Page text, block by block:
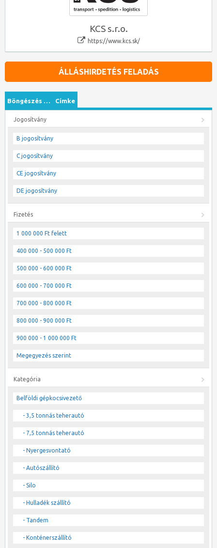
KCS s.r.o.
https://www.kcs.sk/
ÁLLÁSHIRDETÉS FELADÁS
Böngészés … Címke
Jogosítvány
B jogosítvány
C jogosítvány
CE jogosítvány
DE jogosítvány
Fizetés
1 000 000 Ft felett
400 000 - 500 000 Ft
500 000 - 600 000 Ft
600 000 - 700 000 Ft
700 000 - 800 000 Ft
800 000 - 900 000 Ft
900 000 - 1 000 000 Ft
Megegyezés szerint
Kategória
Belföldi gépkocsivezető
- 3,5 tonnás teherautó
- 7,5 tonnás teherautó
- Nyergesvontató
- Autószállító
- Silo
- Hulladék szállító
- Tandem
- Konténerszállító